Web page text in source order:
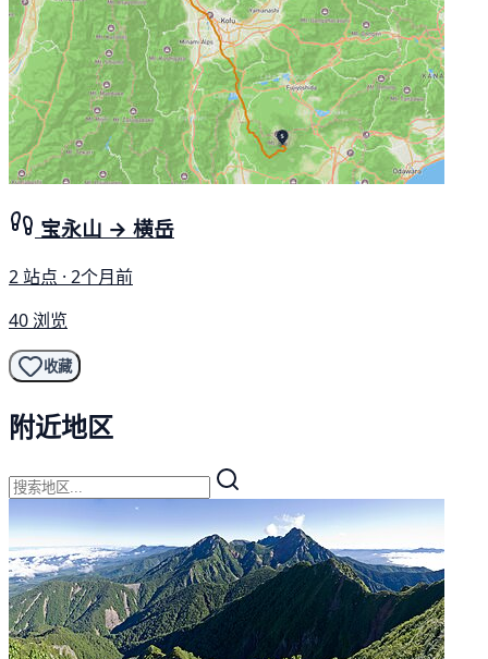
宝永山 → 横岳
2 站点 · 2个月前
40 浏览
收藏
附近地区